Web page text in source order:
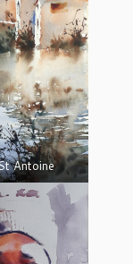
Antoine